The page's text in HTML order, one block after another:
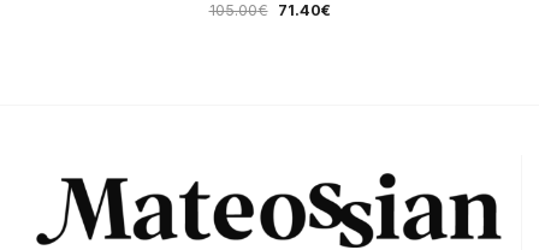
105.00€ 71.40€